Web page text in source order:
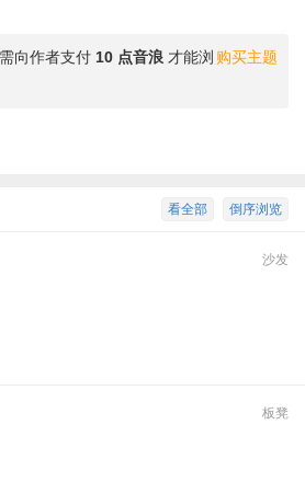
购买主题
向作者支付 10 点音浪 才能浏
倒序浏览
看全部
沙发
板凳